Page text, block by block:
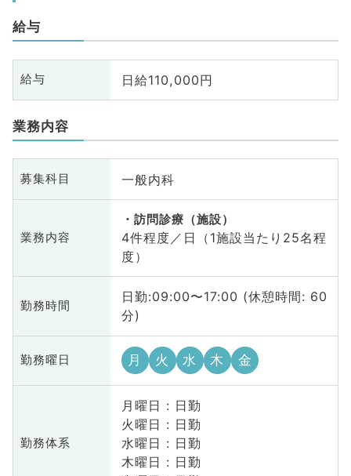
給与
給与 日給110,000円
業務内容
募集科目 一般内科
業務内容
訪問診療（施設）
4件程度／日（1施設当たり25名程
度）
勤務時間
日勤:09:00〜17:00 (休憩時間: 60
分)
勤務曜日 月 火 水 木 金
勤務体系
月曜日 : 日勤
火曜日 : 日勤
水曜日 : 日勤
木曜日 : 日勤